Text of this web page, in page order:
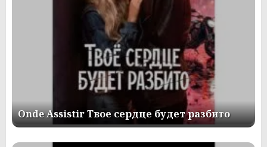
Onde Assistir Твое сердце будет разбито